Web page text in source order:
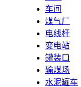
车间
煤气厂
电线杆
变电站
罐装口
输煤场
水泥罐车